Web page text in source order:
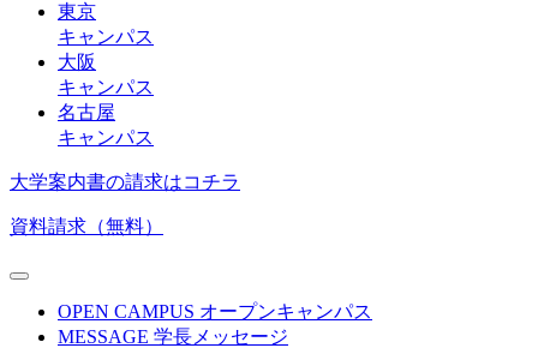
東京
キャンパス
大阪
キャンパス
名古屋
キャンパス
大学案内書の請求はコチラ
資料請求（無料）
OPEN CAMPUS オープンキャンパス
MESSAGE 学長メッセージ